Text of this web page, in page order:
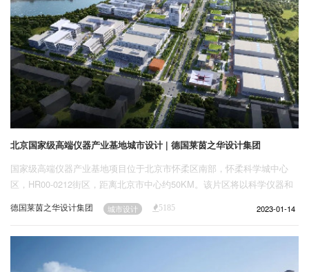
北京国家级高端仪器产业基地城市设计 | 德国莱茵之华设计集团
国家级高端仪器产业基地项目位于北京市怀柔区南部，怀柔科学城中心
区，HR00-0212街区，距离北京市中心约50KM。该片区将以科学仪器和
传感器产业为主，集研发、孵化、小试中试为一体，助力科学仪器企业孵
化成长、加速技术产业化，赋能科技创新。承载了国家级高端仪器产业基
德国莱茵之华设计集团 城市设计 5185 2023-01-14